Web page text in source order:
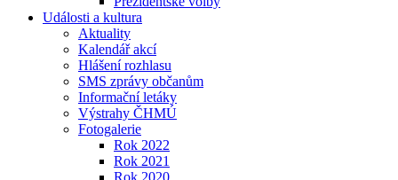
Události a kultura
Aktuality
Kalendář akcí
Hlášení rozhlasu
SMS zprávy občanům
Informační letáky
Výstrahy ČHMÚ
Fotogalerie
Rok 2022
Rok 2021
Rok 2020